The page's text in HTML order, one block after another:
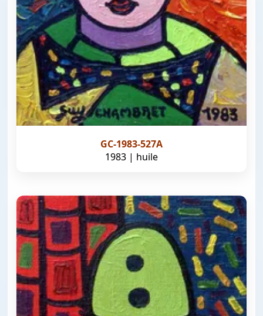
GC-1983-527A
1983 | huile